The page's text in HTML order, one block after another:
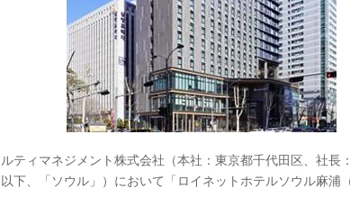
ティマネジメント株式会社（本社：東京都千代田区、社長
下、「ソウル」）において「ロイネットホテルソウル麻